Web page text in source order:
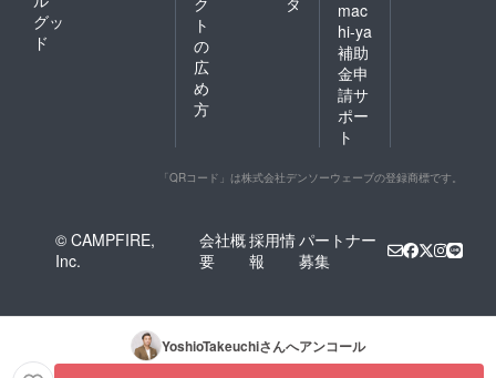
グッ
ド
ト
の
広
め
方
mac
hi-ya
補助
金申
請サ
ポー
ト
「QRコード」は株式会社デンソーウェーブの登録商標です。
© CAMPFIRE,
Inc.
会社概
要
採用情
報
パートナー
募集
YoshioTakeuchiさんへアンコール